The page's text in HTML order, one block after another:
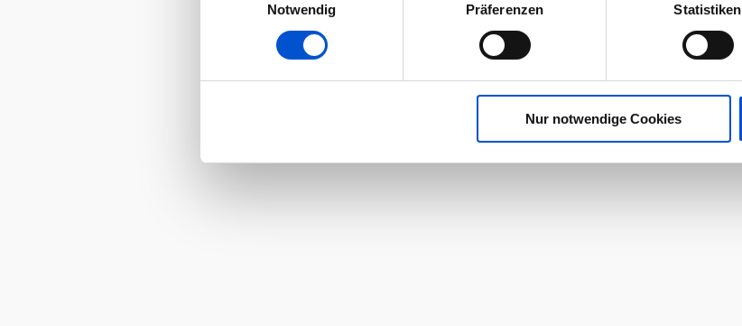
Notwendig
Präferenzen Statistiken
Nur notwendige Cookies